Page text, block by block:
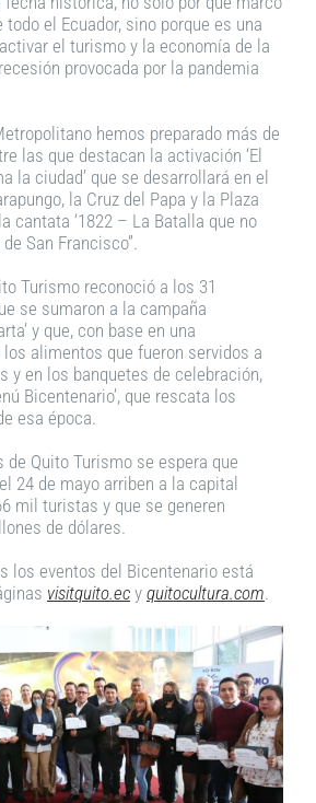
todo el Ecuador, sino porque es una
el turismo y la economía de la
provocada por la pandemia
hemos preparado más de
las que destacan la activación ‘El
la ciudad’ que se desarrollará en el
la Cruz del Papa y la Plaza
cantata ‘1822 – La Batalla que no
San Francisco”.
Turismo reconoció a los 31
se sumaron a la campaña
y que, con base en una
alimentos que fueron servidos a
y en los banquetes de celebración,
Bicentenario’, que rescata los
esa época.
de Quito Turismo se espera que
24 de mayo arriben a la capital
mil turistas y que se generen
de dólares.
los eventos del Bicentenario está
visitquito.ec y quitocultura.com.